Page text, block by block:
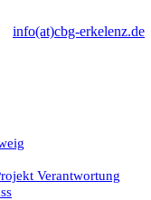
info(at)cbg-erkelenz.de
Verantwortung